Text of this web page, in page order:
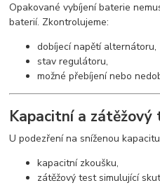
Opakované vybíjení baterie
baterií. Zkontrolujeme:
dobíjecí napětí alternátoru,
stav regulátoru,
možné přebíjení nebo
Kapacitní a zátěžový
U podezření na sníženou
kapacitní zkoušku,
zátěžový test simulující